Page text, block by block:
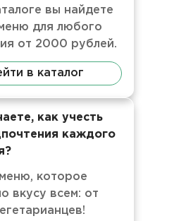
вы найдете
для любого
от 2000 рублей.
в каталог
как учесть
каждого
которое
вкусу всем: от